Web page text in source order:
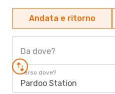
Andata e ritorno
Da dove?
Verso dove?
Pardoo Station